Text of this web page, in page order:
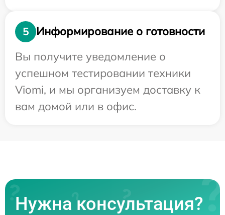
5
Информирование о готовности
Вы получите уведомление о
успешном тестировании техники
Viomi, и мы организуем доставку к
вам домой или в офис.
Нужна консультация?